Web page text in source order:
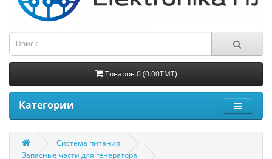
Товаров 0 (0.00TMT)
Категории
Система питания
Запасные части для генератора